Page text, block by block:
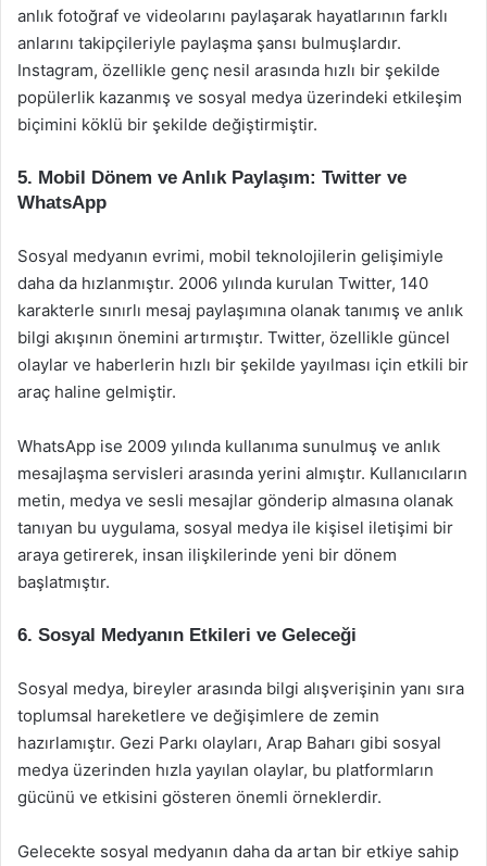
anlık fotoğraf ve videolarını paylaşarak hayatlarının farklı
anlarını takipçileriyle paylaşma şansı bulmuşlardır.
Instagram, özellikle genç nesil arasında hızlı bir şekilde
popülerlik kazanmış ve sosyal medya üzerindeki etkileşim
biçimini köklü bir şekilde değiştirmiştir.
5. Mobil Dönem ve Anlık Paylaşım: Twitter ve
WhatsApp
Sosyal medyanın evrimi, mobil teknolojilerin gelişimiyle
daha da hızlanmıştır. 2006 yılında kurulan Twitter, 140
karakterle sınırlı mesaj paylaşımına olanak tanımış ve anlık
bilgi akışının önemini artırmıştır. Twitter, özellikle güncel
olaylar ve haberlerin hızlı bir şekilde yayılması için etkili bir
araç haline gelmiştir.
WhatsApp ise 2009 yılında kullanıma sunulmuş ve anlık
mesajlaşma servisleri arasında yerini almıştır. Kullanıcıların
metin, medya ve sesli mesajlar gönderip almasına olanak
tanıyan bu uygulama, sosyal medya ile kişisel iletişimi bir
araya getirerek, insan ilişkilerinde yeni bir dönem
başlatmıştır.
6. Sosyal Medyanın Etkileri ve Geleceği
Sosyal medya, bireyler arasında bilgi alışverişinin yanı sıra
toplumsal hareketlere ve değişimlere de zemin
hazırlamıştır. Gezi Parkı olayları, Arap Baharı gibi sosyal
medya üzerinden hızla yayılan olaylar, bu platformların
gücünü ve etkisini gösteren önemli örneklerdir.
Gelecekte sosyal medyanın daha da artan bir etkiye sahip